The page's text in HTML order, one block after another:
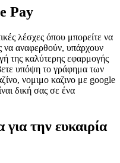
Pay
λέσχες όπου μπορείτε να
να αναφερθούν, υπάρχουν
της καλύτερης εφαρμογής
υπόψη το γράφημα των
νομιμο καζινο με google
δική σας σε ένα
την ευκαιρία